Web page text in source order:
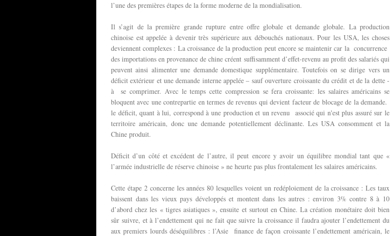
l’une des premières étapes de la forme moderne de la mondialisation.
Il s’agit de la première grande rupture entre offre globale et demande globale. La production
chinoise est appelée à devenir très supérieure aux débouchés nationaux. Pour les USA, les choses
deviennent complexes : La croissance de la production peut encore se maintenir car la concurrence
des importations en provenance de chine créent suffisamment d’effet-revenu au profit des salariés qui
peuvent ainsi alimenter une demande domestique supplémentaire. Toutefois on se dirige vers un
déficit extérieur et une demande interne appelée – sauf ouverture croissante du crédit et de la dette -
à se comprimer. Avec le temps cette compression se fera croissante: les salaires américains se
bloquent avec une contrepartie en termes de revenus qui devient facteur de blocage de la demande.
le déficit, quant à lui, correspond à une production et un revenu associé qui n'est plus assuré sur le
territoire américain, donc une demande potentiellement déclinante. Les USA consomment et la
Chine produit.
Déficit d’un côté et excédent de l’autre, il peut encore y avoir un équilibre mondial tant que «
l’armée industrielle de réserve chinoise » ne heurte pas plus frontalement les salaires américains.
Cette étape 2 concerne les années 80 lesquelles voient un redéploiement de la croissance : Les taux
baissent dans les vieux pays développés et montent dans les autres : environ 3% contre 8 à 10
d’abord chez les « tigres asiatiques », ensuite et surtout en Chine. La création monétaire doit bien
sûr suivre, et à l’endettement qui ne fait que suivre la croissance il faudra ajouter l’endettement du
aux premiers lourds déséquilibres : l’Asie finance de façon croissante l’endettement américain, le